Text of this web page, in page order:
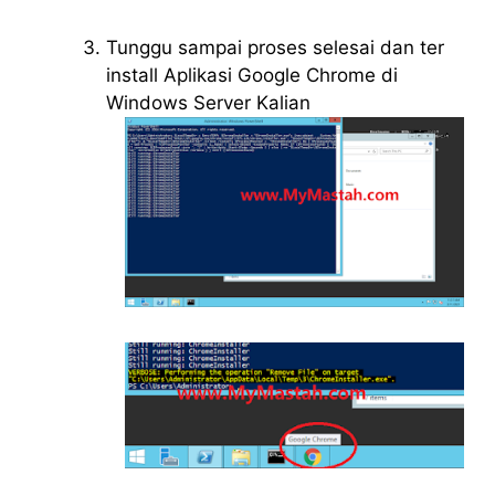
Tunggu sampai proses selesai dan ter
install Aplikasi Google Chrome di
Windows Server Kalian